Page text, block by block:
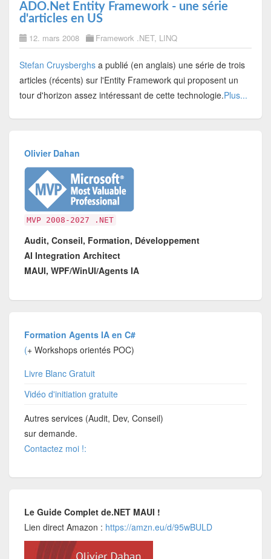
ADO.Net Entity Framework - une série
d'articles en US
12. mars 2008 Framework .NET, LINQ
Stefan Cruysberghsa publié (en anglais) une série de trois
articles (récents) sur l'Entity Framework qui proposent un
tour d'horizon assez intéressant de cette technologie.Plus...
Olivier Dahan
MVP 2008-2027 .NET
Audit, Conseil, Formation, Développement
AI Integration Architect
MAUI, WPF/WinUI/Agents IA
Formation Agents IA en C#
(+ Workshops orientés POC)
Livre Blanc Gratuit
Vidéo d'initiation gratuite
Autres services (Audit, Dev, Conseil)
sur demande.
Contactez moi !:
Le Guide Complet de.NET MAUI !
Lien direct Amazon : https://amzn.eu/d/95wBULD